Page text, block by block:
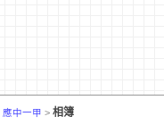
應中一甲 > 相簿